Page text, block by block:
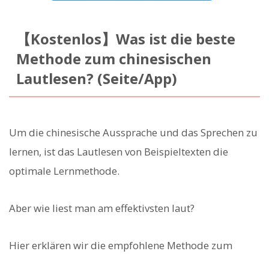
【Kostenlos】Was ist die beste
Methode zum chinesischen
Lautlesen? (Seite/App)
Um die chinesische Aussprache und das Sprechen zu
lernen, ist das Lautlesen von Beispieltexten die
optimale Lernmethode.
Aber wie liest man am effektivsten laut?
Hier erklären wir die empfohlene Methode zum